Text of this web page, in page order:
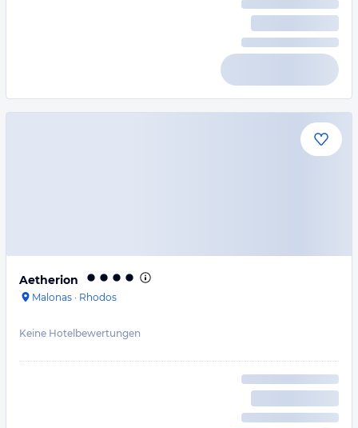
Aetherion
Malonas · Rhodos
Keine Hotelbewertungen